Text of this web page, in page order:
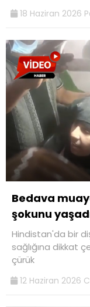
18 Haziran 2026
Bedava
şokunu
Hindistan'da bir
sağlığına dikkat
çürük
12 Haziran 2026